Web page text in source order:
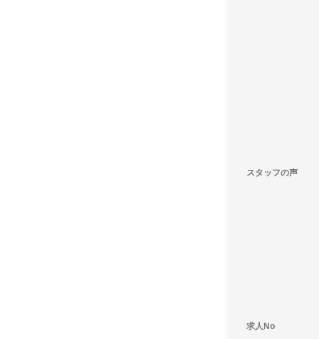
スタッフの声
求人No